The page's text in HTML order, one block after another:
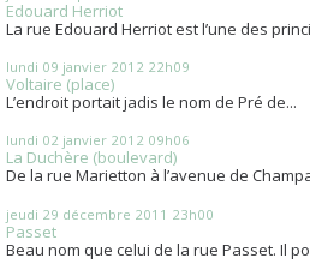
Edouard Herriot
La rue Edouard Herriot est l’une des
lundi 09 janvier 2012 22h09
Voltaire (place)
L’endroit portait jadis le nom de Pré de...
lundi 02 janvier 2012 09h06
La Duchère (boulevard)
De la rue Marietton à l’avenue de
jeudi 29 décembre 2011 23h00
Passet
Beau nom que celui de la rue Passet. Il